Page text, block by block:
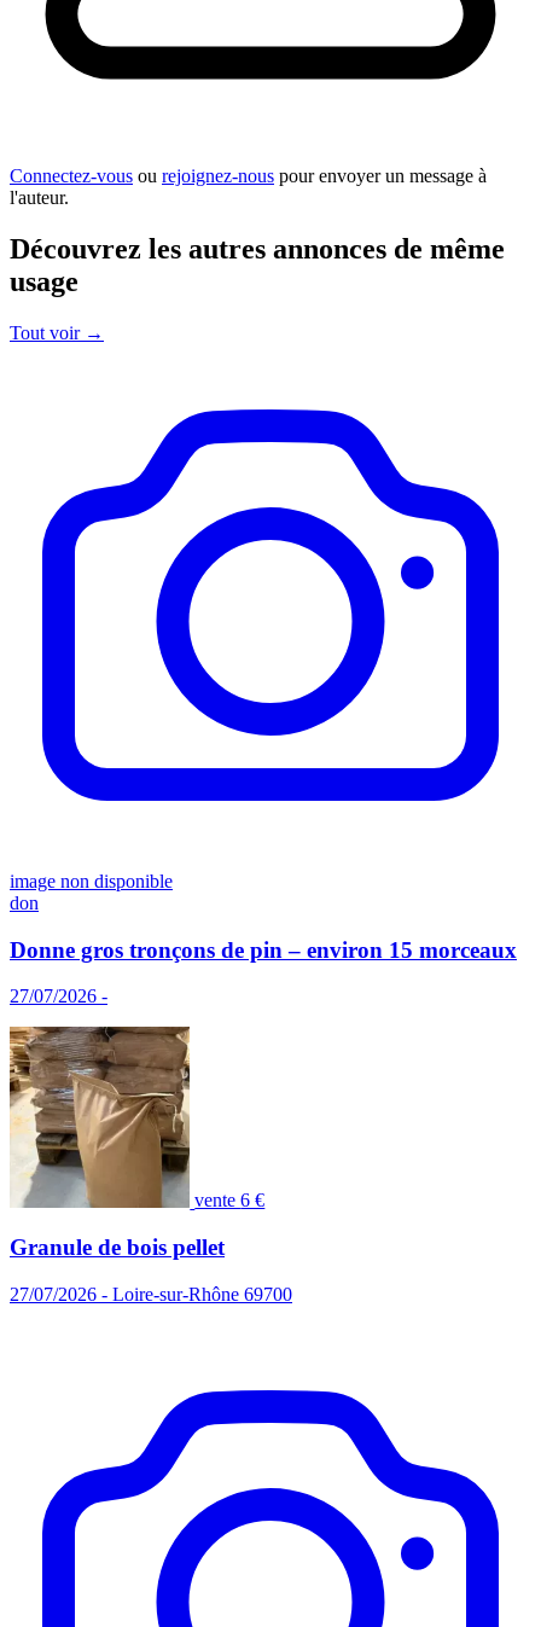
Connectez-vous ou rejoignez-nous pour envoyer un message à
l'auteur.
Découvrez les autres annonces de même
usage
Tout voir →
image non disponible
don
Donne gros tronçons de pin – environ 15 morceaux
27/07/2026 -
vente6 €
Granule de bois pellet
27/07/2026 - Loire-sur-Rhône 69700